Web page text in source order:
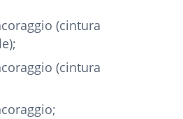
(cintura
(cintura